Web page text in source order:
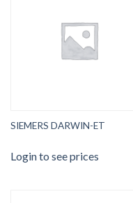
SIEMERS DARWIN-ET
Login to see prices